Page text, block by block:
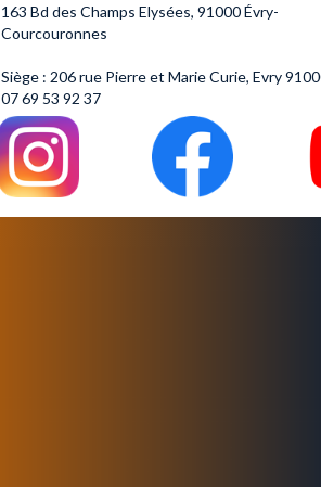
163 Bd des Champs Elysées, 91000 Évry-
Courcouronnes
Siège : 206 rue Pierre et Marie Curie, Evry
07 69 53 92 37